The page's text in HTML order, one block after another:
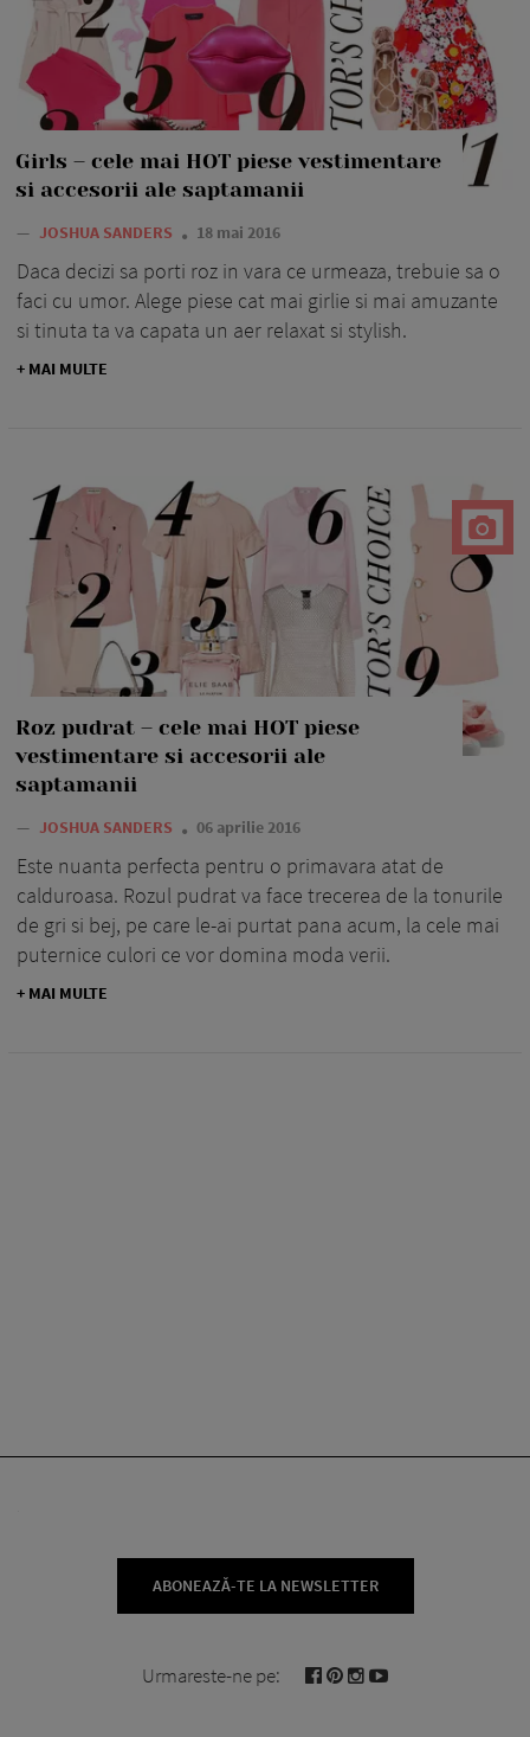
Girls – cele mai HOT piese vestimentare
si accesorii ale saptamanii
— JOSHUA SANDERS 18 mai 2016
Daca decizi sa porti roz in vara ce urmeaza, trebuie sa o
faci cu umor. Alege piese cat mai girlie si mai amuzante
si tinuta ta va capata un aer relaxat si stylish.
+ MAI MULTE
Roz pudrat – cele mai HOT piese
vestimentare si accesorii ale
saptamanii
— JOSHUA SANDERS 06 aprilie 2016
Este nuanta perfecta pentru o primavara atat de
calduroasa. Rozul pudrat va face trecerea de la tonurile
de gri si bej, pe care le-ai purtat pana acum, la cele mai
puternice culori ce vor domina moda verii.
+ MAI MULTE
ABONEAZĂ-TE LA NEWSLETTER
Urmareste-ne pe: